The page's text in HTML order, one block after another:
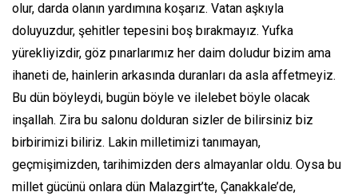
olur, darda olanın yardımına koşarız. Vatan aşkıyla
doluyuzdur, şehitler tepesini boş bırakmayız. Yufka
yürekliyizdir, göz pınarlarımız her daim doludur bizim ama
ihaneti de, hainlerin arkasında duranları da asla affetmeyiz.
Bu dün böyleydi, bugün böyle ve ilelebet böyle olacak
inşallah. Zira bu salonu dolduran sizler de bilirsiniz biz
birbirimizi biliriz. Lakin milletimizi tanımayan,
geçmişimizden, tarihimizden ders almayanlar oldu. Oysa bu
millet gücünü onlara dün Malazgirt’te, Çanakkale’de,